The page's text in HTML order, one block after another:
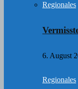
Regionales
6. August
Regionales